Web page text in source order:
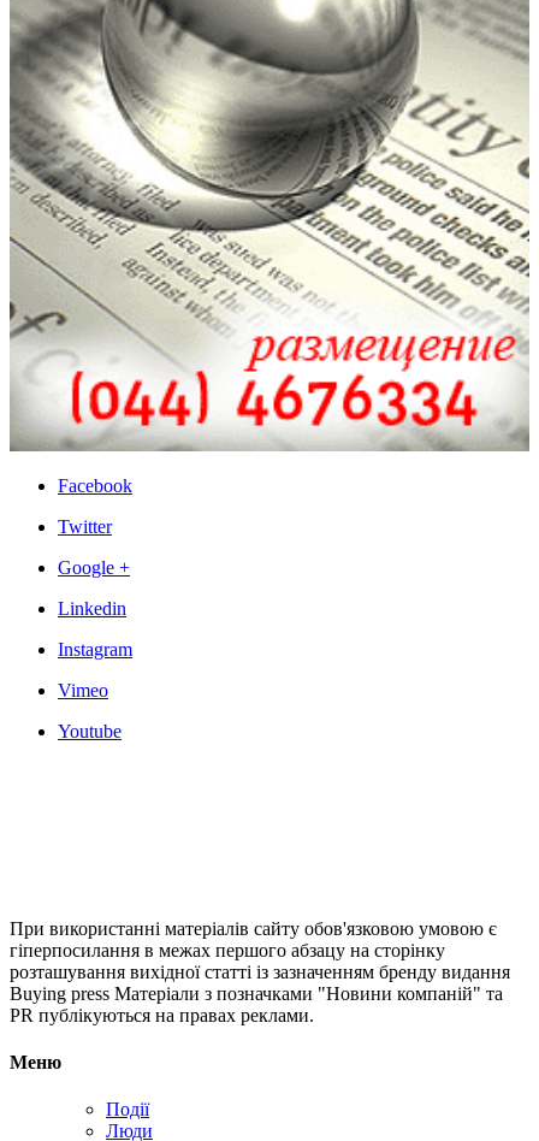
Facebook
Twitter
Google +
Linkedin
Instagram
Vimeo
Youtube
При використанні матеріалів сайту обов'язковою умовою є
гіперпосилання в межах першого абзацу на сторінку
розташування вихідної статті із зазначенням бренду видання
Buying press Матеріали з позначками "Новини компаній" та
PR публікуються на правах реклами.
Меню
Події
Люди